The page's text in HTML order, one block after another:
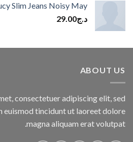
Slim Jeans Noisy May
د.ج29.00
ABOUT US
consectetuer adipiscing elit, sed
euismod tincidunt ut laoreet dolore
magna aliquam erat volutpat.